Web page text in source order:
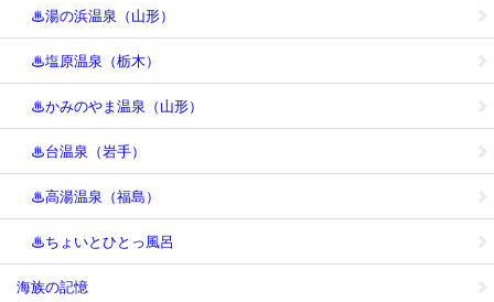
♨湯の浜温泉（山形）
♨塩原温泉（栃木）
♨かみのやま温泉（山形）
♨台温泉（岩手）
♨高湯温泉（福島）
♨ちょいとひとっ風呂
海族の記憶